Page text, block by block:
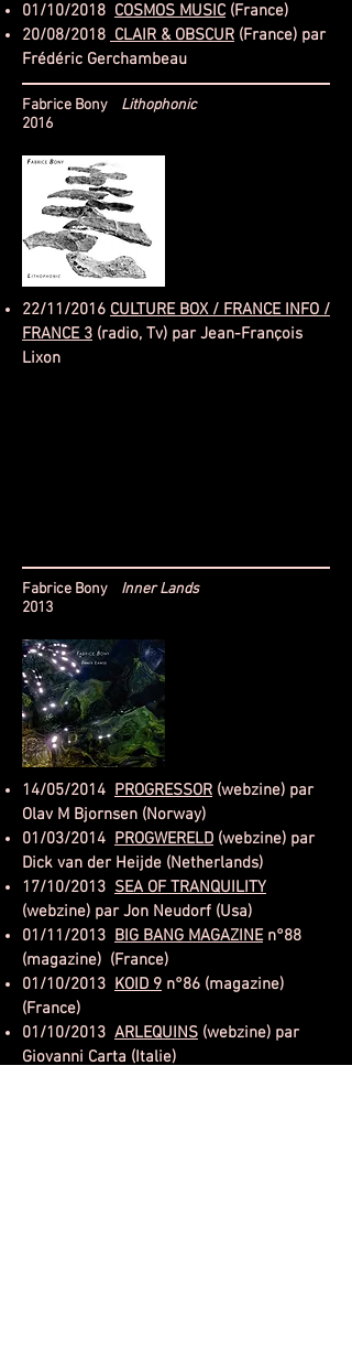
01/10/2018 COSMOS MUSIC (France)
20/08/2018 CLAIR & OBSCUR (France) par
Frédéric Gerchambeau
Fabrice Bony Lithophonic
2016
22/11/2016 CULTURE BOX / FRANCE INFO /
FRANCE 3 (radio, Tv) par Jean-François
Lixon
Fabrice Bony Inner Lands
2013
14/05/2014 PROGRESSOR (webzine) par
Olav M Bjornsen (Norway)
01/03/2014 PROGWERELD (webzine) par
Dick van der Heijde (Netherlands)
17/10/2013 SEA OF TRANQUILITY
(webzine) par Jon Neudorf (Usa)
01/11/2013 BIG BANG MAGAZINEn°88
(magazine) (France)
01/10/2013 KOID 9 n°86 (magazine)
(France)
01/10/2013 ARLEQUINS (webzine) par
Giovanni Carta (Italie)